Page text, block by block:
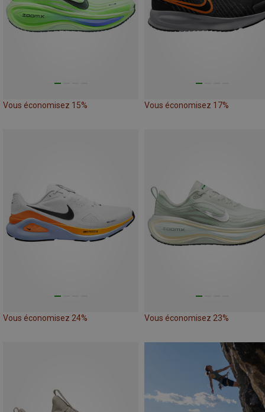
Vous économisez 15% Vous économisez 17%
Vous économisez 24% Vous économisez 23%